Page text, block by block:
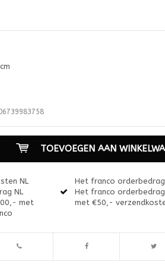
TOEVOEGEN AAN
NL
NL
met
Het franco
Het franco
met €50,-